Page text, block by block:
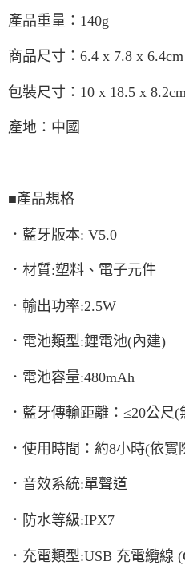
產品重量：140g
商品尺寸：6.4 x 7.8 x 6.4cm
包裝尺寸：10 x 18.5 x 8.2cm
產地：中國
■產品規格
．藍牙版本: V5.0
．材質:塑料、電子元件
．輸出功率:2.5W
．電池類型:鋰電池(內建)
．電池容量:480mAh
．藍牙傳輸距離：≤20公尺
．使用時間：約8小時(依
．音效系統:單聲道
．防水等級:IPX7
．充電類型:USB 充電纜線